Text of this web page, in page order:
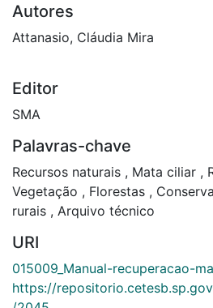
Autores
Attanasio, Cláudia Mira
Editor
SMA
Palavras-chave
Recursos naturais , Mata ciliar ,
Vegetação , Florestas ,
rurais , Arquivo técnico
URI
015009_Manual-recuperacao-
https://